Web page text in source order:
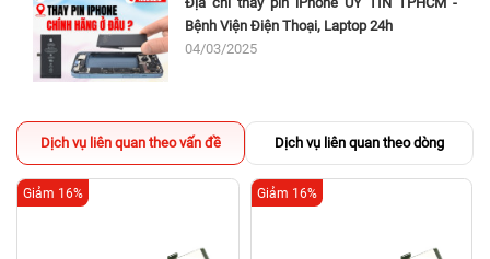
Bệnh Viện Điện Thoại, Laptop 24h
04/03/2025
Dịch vụ liên quan theo vấn đề Dịch vụ liên quan theo dòng
Giảm 16% Giảm 16%